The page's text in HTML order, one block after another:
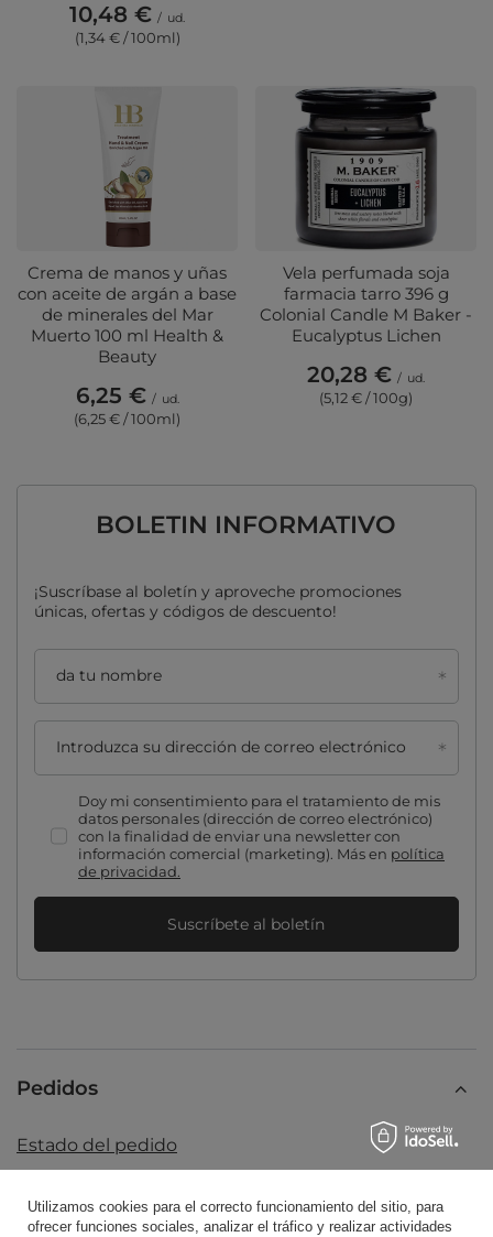
10,48 € / ud.
(1,34 € / 100ml)
Crema de manos y uñas
con aceite de argán a base
de minerales del Mar
Muerto 100 ml Health &
Beauty
6,25 € / ud.
(6,25 € / 100ml)
Vela perfumada soja
farmacia tarro 396 g
Colonial Candle M Baker -
Eucalyptus Lichen
20,28 € / ud.
(5,12 € / 100g)
BOLETIN INFORMATIVO
¡Suscríbase al boletín y aproveche promociones
únicas, ofertas y códigos de descuento!
da tu nombre
Introduzca su dirección de correo electrónico
Doy mi consentimiento para el tratamiento de mis
datos personales (dirección de correo electrónico)
con la finalidad de enviar una newsletter con
información comercial (marketing). Más en política
de privacidad.
Suscríbete al boletín
Pedidos
Estado del pedido
Quiero hacer una queja sobre el producto.
Utilizamos cookies para el correcto funcionamiento del sitio, para
ofrecer funciones sociales, analizar el tráfico y realizar actividades